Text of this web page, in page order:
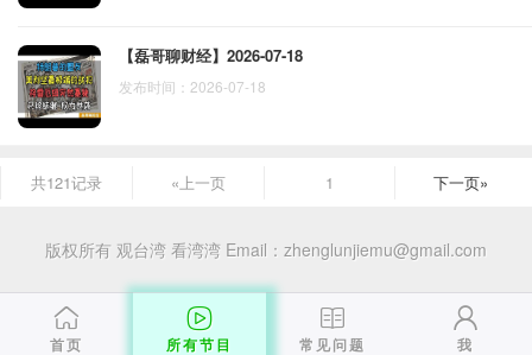
【磊哥聊财经】2026-07-18
发布时间：2026-07-18
共121记录 «上一页 1 下一页»
版权所有 观台湾 看湾湾 Email：zhenglunjiemu@gmail.com
首页 所有节目 常见问题 我